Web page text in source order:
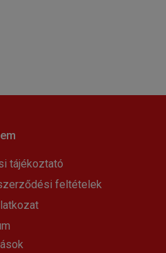
tájékoztató
feltételek